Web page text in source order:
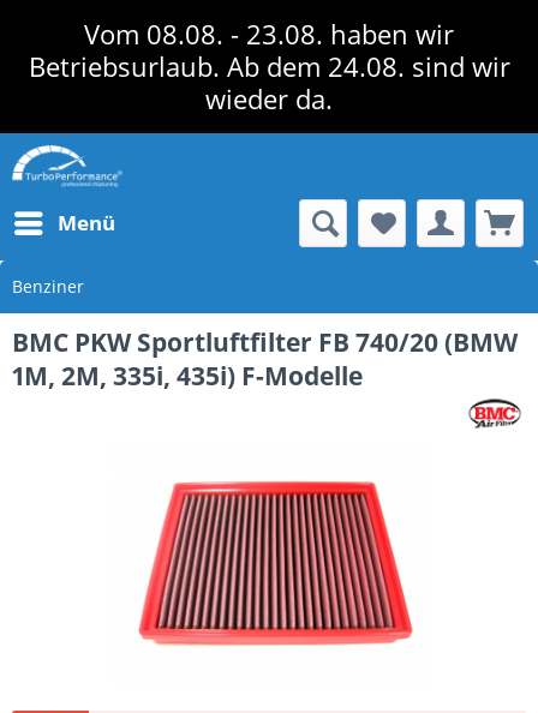
Vom 08.08. - 23.08. haben wir
Betriebsurlaub. Ab dem 24.08. sind wir
wieder da.
Menü
Benziner
BMC PKW Sportluftfilter FB 740/20 (BMW
1M, 2M, 335i, 435i) F-Modelle